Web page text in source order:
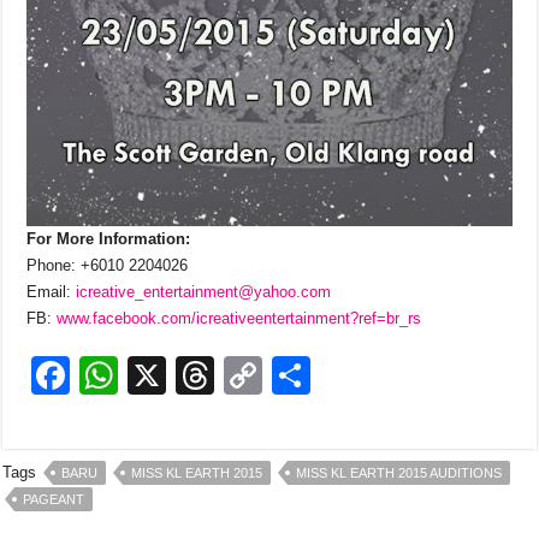
For More Information:
Phone: +6010 2204026
Email:icreative_entertainment@yahoo.com
FB:www.facebook.com/icreativeentertainment?ref=br_rs
F
c
e
W
at
s
X
T
e
a
C
p
y
ar
e
Tags BARU MISS KL EARTH 2015
MISS KL EARTH 2015 AUDITIONS
PAGEANT